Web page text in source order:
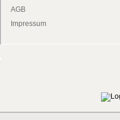
AGB
Impressum